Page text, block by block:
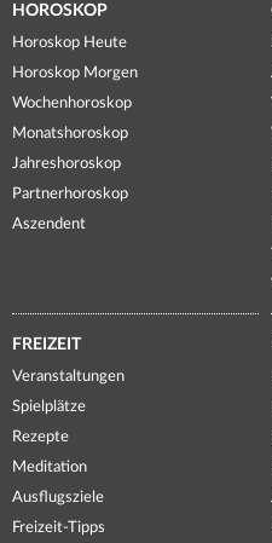
HOROSKOP
Horoskop Heute
Horoskop Morgen
Wochenhoroskop
Monatshoroskop
Jahreshoroskop
Partnerhoroskop
Aszendent
FREIZEIT
Veranstaltungen
Spielplätze
Rezepte
Meditation
Ausflugsziele
Freizeit-Tipps